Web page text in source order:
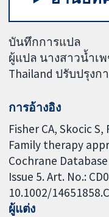
บันทึกการแปล
ผู้แปล นางสาวน้ำเ
Thailand ปรับปรุง
การอ้างอิง
Fisher CA, Skocic
Family therapy
Cochrane
Issue 5. Art. No.:
10.1002/
ผู้แต่ง